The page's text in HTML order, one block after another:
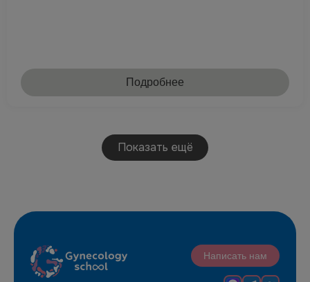
Подробнее
Показать ещё
Написать нам